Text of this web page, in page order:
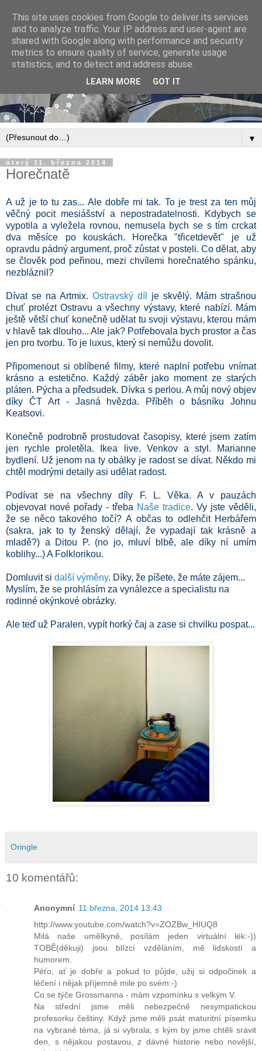
▼
úterý 11. března 2014
Horečnatě
A už je to tu zas... Ale dobře mi tak. To je trest za ten můj
věčný pocit mesiášství a nepostradatelnosti. Kdybych se
vypotila a vyležela rovnou, nemusela bych se s tím crckat
dva měsíce po kouskách. Horečka "třicetdevět" je už
opravdu pádný argument, proč zůstat v posteli. Co dělat, aby
se člověk pod peřinou, mezi chvílemi horečnatého spánku,
nezbláznil?
Dívat se na Artmix. Ostravský díl
je skvělý. Mám strašnou
chuť prolézt Ostravu a všechny výstavy, které nabízí. Mám
ještě větší chuť konečně udělat tu svoji výstavu, kterou mám
v hlavě tak dlouho... Ale jak? Potřebovala bych prostor a čas
jen pro tvorbu. To je luxus, který si nemůžu dovolit.
Připomenout si oblíbené filmy, které naplní potřebu vnímat
krásno a estetično. Každý záběr jako moment ze starých
pláten. Pýcha a předsudek. Dívka s perlou. A můj nový objev
díky ČT Art - Jasná hvězda. Příběh o básníku Johnu
Keatsovi.
Konečně podrobně prostudovat časopisy, které jsem zatím
jen rychle proletěla. Ikea live. Venkov a styl. Marianne
bydlení. Už jenom na ty obálky je radost se dívat. Někdo mi
chtěl modrými detaily asi udělat radost.
Podívat se na všechny díly F. L. Věka. A v pauzách
objevovat nové pořady - třeba Naše tradice. Vy jste věděli,
že se něco takového točí? A občas to odlehčit Herbářem
(sakra, jak to ty ženský dělají, že vypadají tak krásně a
mladě?) a Ditou P. (no jo, mluví blbě, ale díky ní umím
koblihy...) A Folklorikou.
Domluvit si další výměny. Díky, že píšete, že máte zájem...
Myslím, že se prohlásím za vynálezce a specialistu na
rodinné okýnkové obrázky.
Ale teď už Paralen, vypít horký čaj a zase si chvilku pospat...
Oringle
10 komentářů:
Anonymní 11 března, 2014 13:43
http://www.youtube.com/watch?v=ZOZBw_HIUQ8
Milá naše umělkyně, posílám jeden virtuální lék:-))
TOBĚ(děkuji) jsou blízcí vzděláním, mě lidskostí a
humorem.
Péťo, ať je dobře a pokud to půjde, užij si odpočinek a
léčení i nějak příjemně mile po svém:-)
Co se týče Grossmanna - mám vzpomínku s velkým V.
Na střední jsme měli nebezpečně nesympatickou
profesorku češtiny. Když jsme měli psát maturitní písemku
na vybrané téma, já si vybrala, s kým by jsme chtěli srávit
den, s nějakou postavou, z dávné historie nebo novější,
This site uses cookies from Google to deliver its services
and to analyze traffic. Your IP address and user-agent are
shared with Google along with performance and security
metrics to ensure quality of service, generate usage
statistics, and to detect and address abuse.
LEARN MORE GOT IT